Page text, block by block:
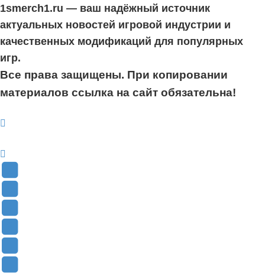
1smerch1.ru — ваш надёжный источник
актуальных новостей игровой индустрии и
качественных модификаций для популярных
игр.
Все права защищены. При копировании
материалов ссылка на сайт обязательна!